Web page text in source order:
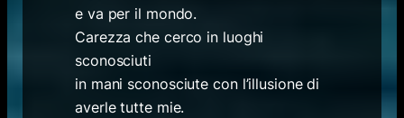
e va per il mondo.
Carezza che cerco in luoghi
sconosciuti
in mani sconosciute con l’illusione di
averle tutte mie.